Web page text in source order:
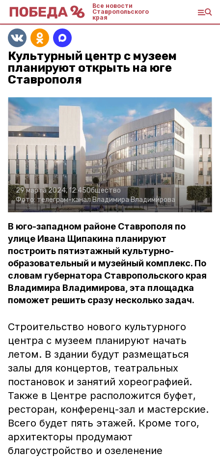
Все новости
Ставропольского
края
Культурный центр с музеем
планируют открыть на юге
Ставрополя
29 марта 2024, 12:45Общество
Фото: телеграм-канал Владимира Владимирова
В юго-западном районе Ставрополя по
улице Ивана Щипакина планируют
построить пятиэтажный культурно-
образовательный и музейный комплекс. По
словам губернатора Ставропольского края
Владимира Владимирова, эта площадка
поможет решить сразу несколько задач.
Строительство нового культурного
центра с музеем планируют начать
летом. В здании будут размещаться
залы для концертов, театральных
постановок и занятий хореографией.
Также в Центре расположится буфет,
ресторан, конференц-зал и мастерские.
Всего будет пять этажей. Кроме того,
архитекторы продумают
благоустройство и озеленение